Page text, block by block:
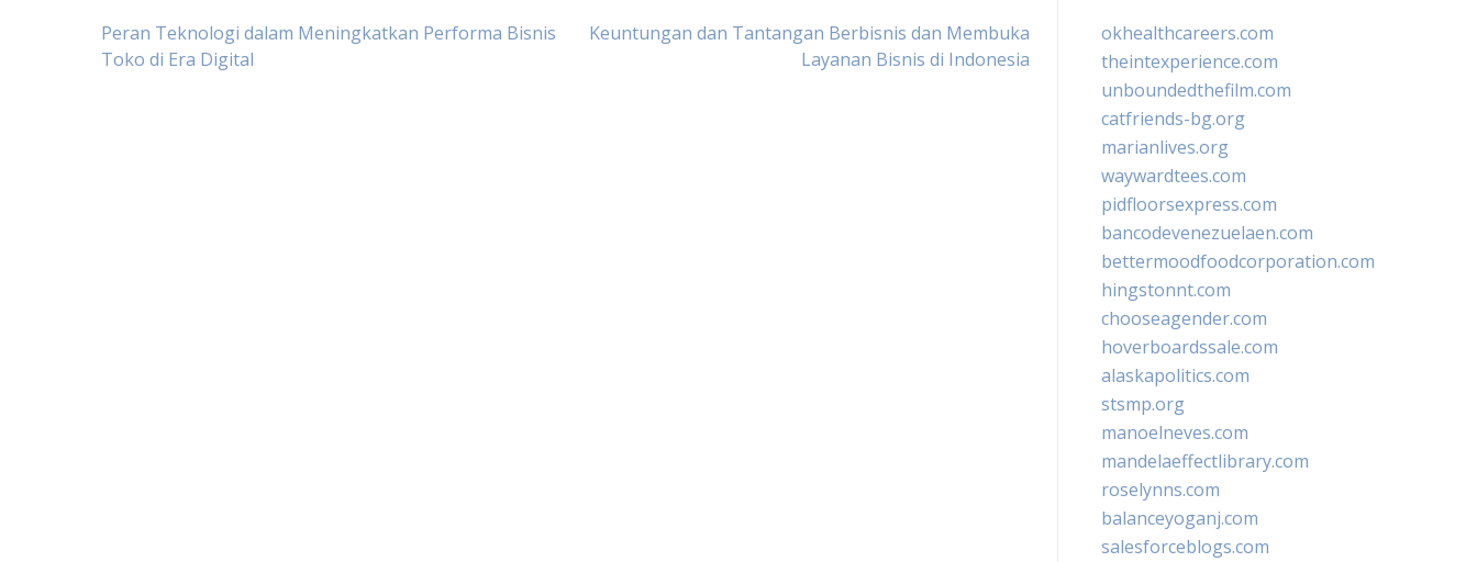
Post
Peran Teknologi dalam Meningkatkan Performa Bisnis
Toko di Era Digital
Keuntungan dan Tantangan Berbisnis dan Membuka
Layanan Bisnis di Indonesia
okhealthcareers.com
theintexperience.com
unboundedthefilm.com
catfriends-bg.org
marianlives.org
waywardtees.com
pidfloorsexpress.com
bancodevenezuelaen.com
bettermoodfoodcorporation.com
hingstonnt.com
chooseagender.com
hoverboardssale.com
alaskapolitics.com
stsmp.org
manoelneves.com
mandelaeffectlibrary.com
roselynns.com
balanceyoganj.com
salesforceblogs.com